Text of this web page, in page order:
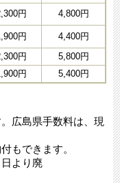
円 4,800円
円 4,400円
円
5,800円
円 5,400円
広島県手数料は、現
もできます。
より廃